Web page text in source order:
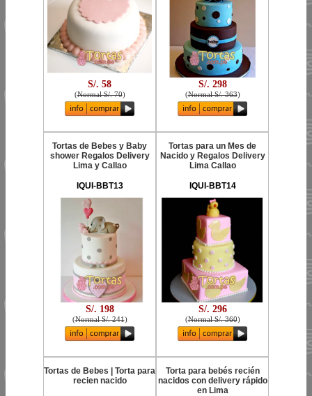
S/. 58
(Normal S/. 70)
S/. 298
(Normal S/. 363)
Tortas de Bebes y Baby
shower Regalos Delivery
Lima y Callao
IQUI-BBT13
S/. 198
(Normal S/. 241)
Tortas para un Mes de
Nacido y Regalos Delivery
Lima Callao
IQUI-BBT14
S/. 296
(Normal S/. 360)
Tortas de Bebes | Torta para
recien nacido
Torta para bebés recién
nacidos con delivery rápido
en Lima